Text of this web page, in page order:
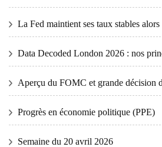
La Fed maintient ses taux stables
Data Decoded London 2026 : nos
Aperçu du FOMC et grande décision
Progrès en économie politique (PPE)
Semaine du 20 avril 2026